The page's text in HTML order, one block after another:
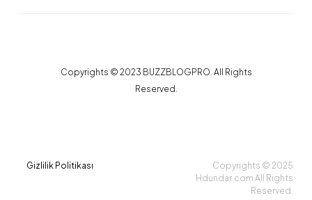
Copyrights © 2023 BUZZBLOGPRO. All Rights
Reserved.
Gizlilik Politikası
Copyrights © 2025
Hdundar.com All Rights
Reserved.